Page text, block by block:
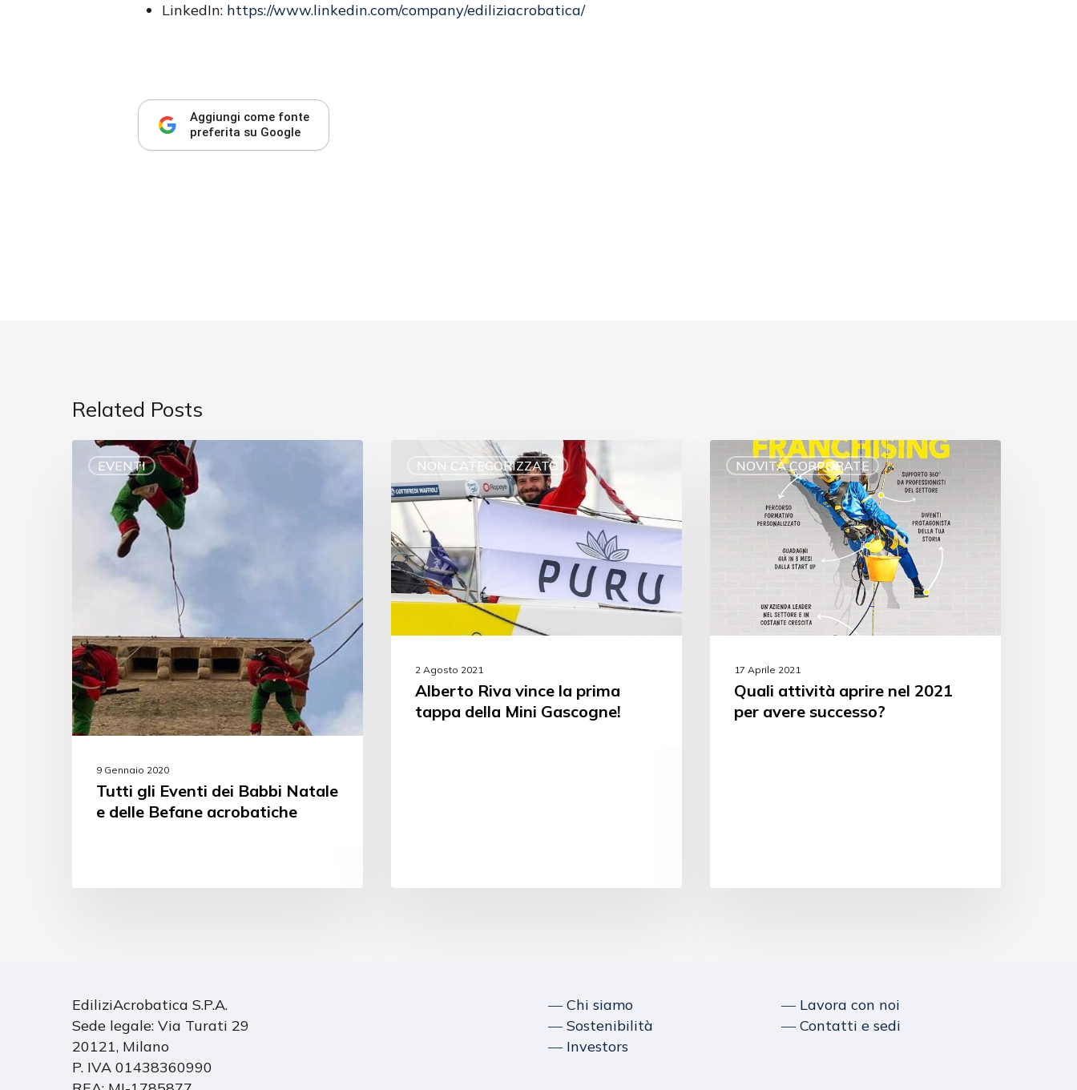
LinkedIn: https://www.linkedin.com/company/ediliziacrobatica/
Aggiungi come fonte
preferita su Google
Related Posts
EVENTI
9 Gennaio 2020
Tutti gli Eventi dei Babbi Natale
e delle Befane acrobatiche
NON CATEGORIZZATO
2 Agosto 2021
Alberto Riva vince la prima
tappa della Mini Gascogne!
NOVITÀ CORPORATE
17 Aprile 2021
Quali attività aprire nel 2021
per avere successo?
EdiliziAcrobatica S.P.A.
Sede legale: Via Turati 29
20121, Milano
P. IVA 01438360990
― Chi siamo
― Sostenibilità
― Investors
― Lavora con noi
― Contatti e sedi